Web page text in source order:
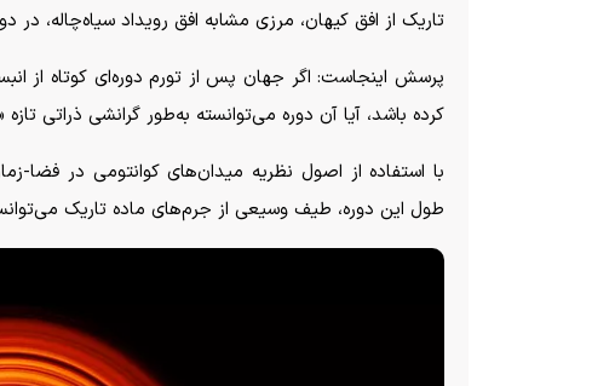
تاریک از افق کیهان، مرزی مشابه افق رویداد سیاه‌چاله، در
پرسش اینجاست: اگر جهان پس از تورم دوره‌ای کوتاه از
کرده باشد، آیا آن دوره می‌توانسته به‌طور گرانشی ذراتی تازه
با استفاده از اصول نظریه میدان‌های کوانتومی در
طول این دوره، طیف وسیعی از جرم‌های ماده تاریک